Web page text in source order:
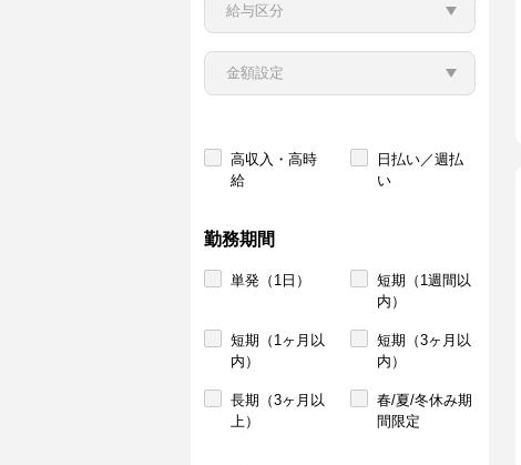
高収入・高時
給
日払い／週払
い
勤務期間
単発（1日）
短期（1週間以
内）
短期（1ヶ月以
内）
短期（3ヶ月以
内）
長期（3ヶ月以
上）
春/夏/冬休み期
間限定